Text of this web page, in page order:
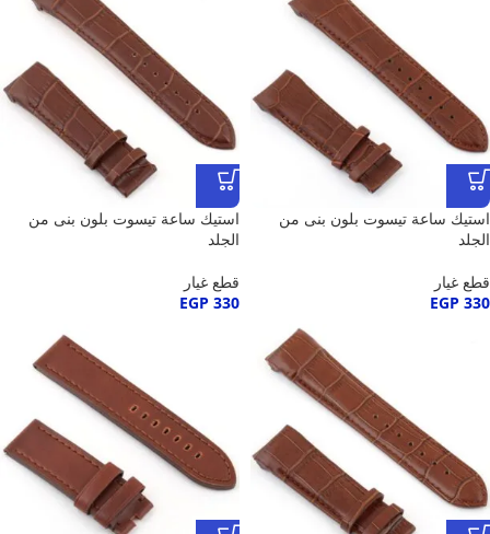
استيك ساعة تيسوت بلون بنى من
الجلد
قطع غيار
EGP 330
استيك ساعة تيسوت بلون بنى من
الجلد
قطع غيار
EGP 330